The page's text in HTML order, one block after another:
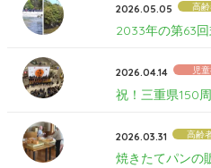
2026.05.05 高
2033年の第63
2026.04.14 児
祝！三重県150周
2026.03.31 高齢
焼きたてパンの